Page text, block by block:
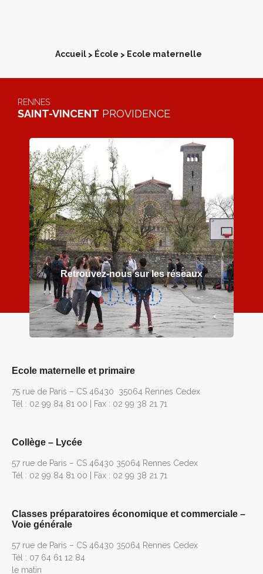
Accueil > École > Ecole maternelle
Retrouvez-nous sur les réseaux
RENNES
SAINT-VINCENT PROVIDENCE
Ecole maternelle et primaire
75 rue de Paris – CS 46430 35064 Rennes Cedex
Tél : 02 99 84 81 00 | Fax : 02 99 38 21 71
Collège – Lycée
57 rue de Paris – CS 46430 35064 Rennes Cedex
Tél : 02 99 84 81 00 | Fax : 02 99 38 21 71
Classes préparatoires économique et commerciale –
Voie générale
57 rue de Paris – CS 46430 35064 Rennes Cedex
Tél : 07 64 61 12 84
le matin